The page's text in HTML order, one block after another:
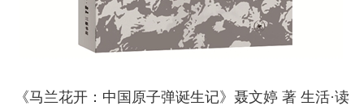
《马兰花开：中国原子弹诞生记》聂文婷 著 生活·读